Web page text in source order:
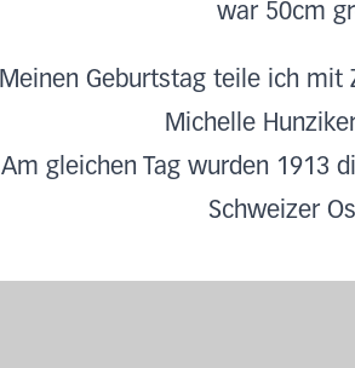
war 50cm
Meinen Geburtstag teile ich mit
Michelle
Am gleichen Tag wurden 1913
Schweizer